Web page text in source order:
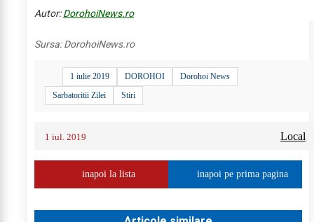
Autor:DorohoiNews.ro
Sursa:DorohoiNews.ro
1 iulie 2019 DOROHOI
Dorohoi News
Sarbatoritii Zilei
Stiri
1 iul. 2019 Local
inapoi la lista inapoi pe prima pagina